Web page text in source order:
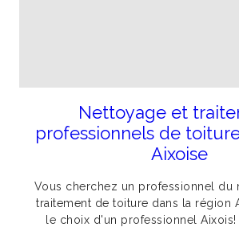
Nettoyage et
professionnels de
Aixoise
Vous cherchez un professionnel du
traitement de toiture dans la région
le choix d'un professionnel